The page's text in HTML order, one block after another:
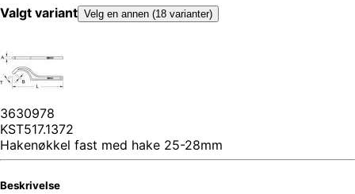
Valgt variant Velg en annen (18 varianter)
3630978
KST517.1372
Hakenøkkel fast med hake 25-28mm
Beskrivelse